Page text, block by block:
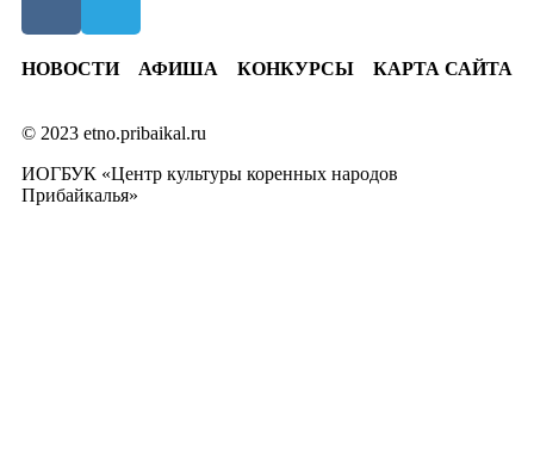
НОВОСТИ АФИША КОНКУРСЫ КАРТА САЙТА
© 2023 etno.pribaikal.ru
ИОГБУК «Центр культуры коренных народов
Прибайкалья»